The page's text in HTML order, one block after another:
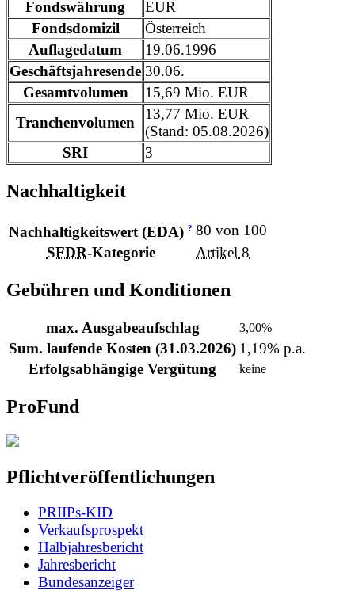
Fondswährung
EUR
Fondsdomizil
Österreich
Auflagedatum
19.06.1996
Geschäftsjahresende 30.06.
Gesamtvolumen
15,69 Mio. EUR
Tranchenvolumen
13,77 Mio. EUR
(Stand: 05.08.2026)
SRI
3
Nachhaltigkeit
Nachhaltigkeitswert (EDA) ? 80 von 100
SFDR-Kategorie Artikel 8
Gebühren und Konditionen
max. Ausgabeaufschlag 3,00%
Sum. laufende Kosten (31.03.2026) 1,19% p.a.
Erfolgsabhängige Vergütung
keine
ProFund
Pflichtveröffentlichungen
PRIIPs-KID
Verkaufsprospekt
Halbjahresbericht
Jahresbericht
Bundesanzeiger